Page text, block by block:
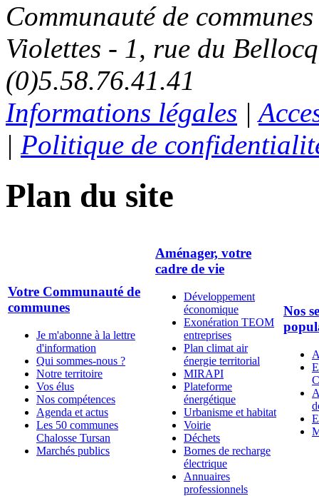
Communauté de
Violettes - 1, rue du
(0)5.58.76.41.41
Informations légales |
| Politique de
Plan du site
Votre Communauté de
communes
Je m'abonne à la lettre
d'information
Qui sommes-nous ?
Notre territoire
Vos élus
Nos compétences
Agenda et actus
Les 50 communes
Chalosse Tursan
Marchés publics
Aménager, votre
cadre de vie
Développement
économique
Exonération TEOM
entreprises
Plan climat air
énergie territorial
MIRAPI
Plateforme
énergétique
Urbanisme et habitat
Voirie
Déchets
Bornes de recharge
électrique
Annuaires
professionnels
Nos